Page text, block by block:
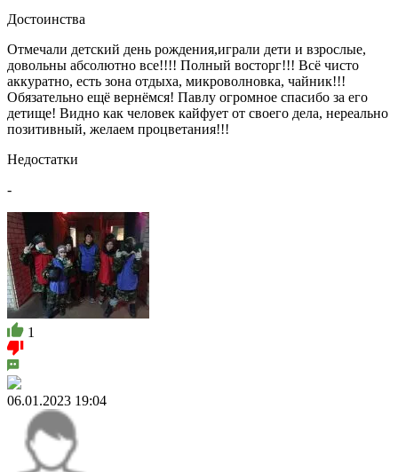
Достоинства
Отмечали детский день рождения,играли дети и взрослые,
довольны абсолютно все!!!! Полный восторг!!! Всё чисто
аккуратно, есть зона отдыха, микроволновка, чайник!!!
Обязательно ещё вернёмся! Павлу огромное спасибо за его
детище! Видно как человек кайфует от своего дела, нереально
позитивный, желаем процветания!!!
Недостатки
-
1
06.01.2023 19:04